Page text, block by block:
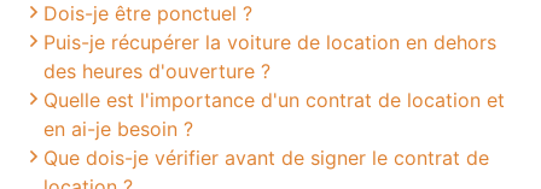
Dois-je être ponctuel ?
Puis-je récupérer la voiture de location en dehors
des heures d'ouverture ?
Quelle est l'importance d'un contrat de location et
en ai-je besoin ?
Que dois-je vérifier avant de signer le contrat de